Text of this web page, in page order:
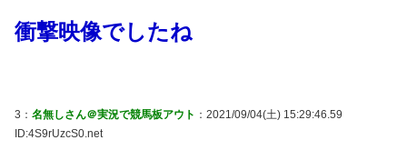
衝撃映像でしたね
3： 名無しさん＠実況で競馬板アウト ：2021/09/04(土) 15:29:46.59
ID:4S9rUzcS0.net